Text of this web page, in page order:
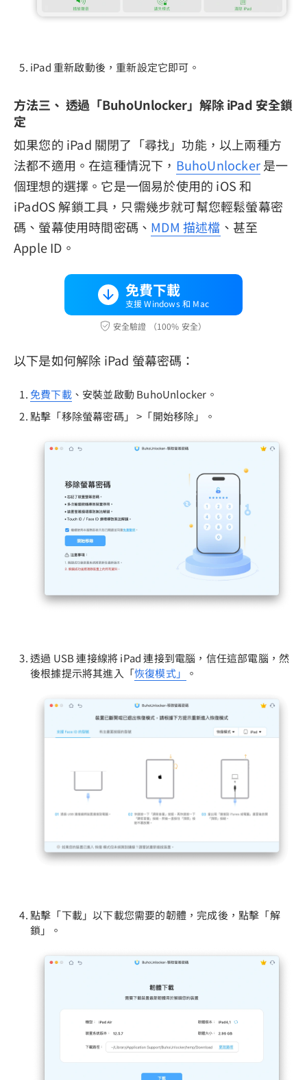
iPad 重新啟動後，重新設定它即可。
方法三、 透過「BuhoUnlocker」解除 iPad 安全鎖
定
如果您的 iPad 關閉了「尋找」功能，以上兩種方
法都不適用。在這種情況下， BuhoUnlocker是一
個理想的選擇。它是一個易於使用的 iOS 和
iPadOS 解鎖工具，只需幾步就可幫您輕鬆螢幕密
碼、螢幕使用時間密碼、 MDM 描述檔 、甚至
Apple ID。
免費下載
支援 Windows 和 Mac
安全驗證 （100% 安全）
以下是如何解除 iPad 螢幕密碼：
免費下載、安裝並啟動 BuhoUnlocker。
點擊「移除螢幕密碼」 >「開始移除」。
透過 USB 連接線將 iPad 連接到電腦，信任這部電腦，然
後根據提示將其進入「恢復模式」 。
點擊「下載」以下載您需要的韌體，完成後，點擊「解
鎖」。